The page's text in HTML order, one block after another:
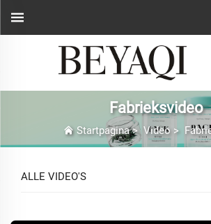
Fabrieksvideo
Startpagina> Video>
ALLE VIDEO'S